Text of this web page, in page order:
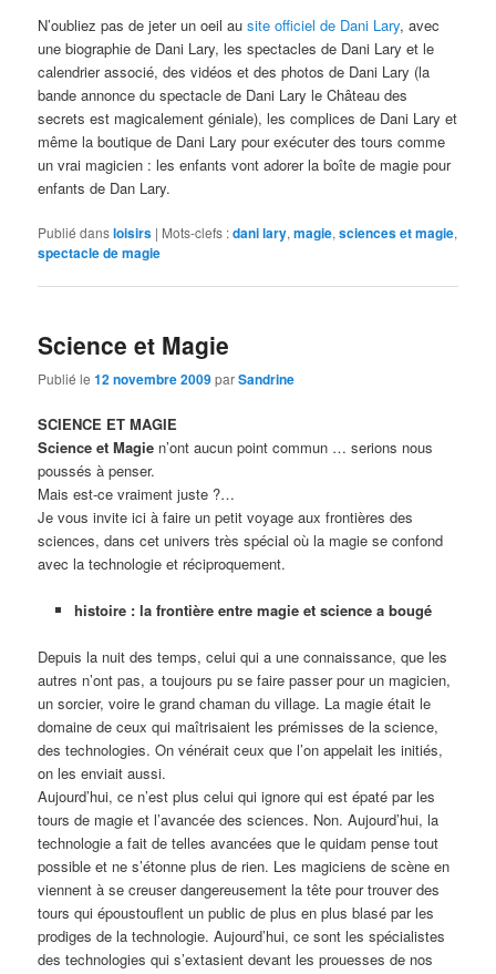
N’oubliez pas de jeter un oeil ausite officiel de Dani Lary, avec
une biographie de Dani Lary, les spectacles de Dani Lary et le
calendrier associé, des vidéos et des photos de Dani Lary (la
bande annonce du spectacle de Dani Lary le Château des
secrets est magicalement géniale), les complices de Dani Lary et
même la boutique de Dani Lary pour exécuter des tours comme
un vrai magicien : les enfants vont adorer la boîte de magie pour
enfants de Dan Lary.
Publié dansloisirs | Mots-clefs :dani lary,magie,sciences et magie,
spectacle de magie
Science et Magie
Publié le12 novembre 2009parSandrine
SCIENCE ET MAGIE
Science et Magie n’ont aucun point commun … serions nous
poussés à penser.
Mais est-ce vraiment juste ?…
Je vous invite ici à faire un petit voyage aux frontières des
sciences, dans cet univers très spécial où la magie se confond
avec la technologie et réciproquement.
histoire : la frontière entre magie et science a bougé
Depuis la nuit des temps, celui qui a une connaissance, que les
autres n’ont pas, a toujours pu se faire passer pour un magicien,
un sorcier, voire le grand chaman du village. La magie était le
domaine de ceux qui maîtrisaient les prémisses de la science,
des technologies. On vénérait ceux que l’on appelait les initiés,
on les enviait aussi.
Aujourd’hui, ce n’est plus celui qui ignore qui est épaté par les
tours de magie et l’avancée des sciences. Non. Aujourd’hui, la
technologie a fait de telles avancées que le quidam pense tout
possible et ne s’étonne plus de rien. Les magiciens de scène en
viennent à se creuser dangereusement la tête pour trouver des
tours qui époustouflent un public de plus en plus blasé par les
prodiges de la technologie. Aujourd’hui, ce sont les spécialistes
des technologies qui s’extasient devant les prouesses de nos